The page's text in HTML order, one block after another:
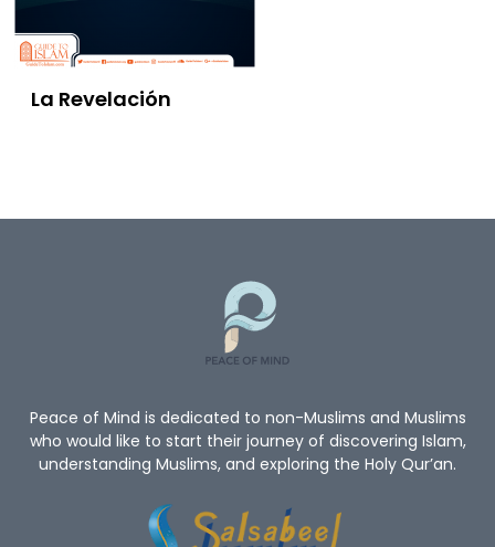
La Revelación
Peace of Mind is dedicated to non-Muslims and Muslims
who would like to start their journey of discovering Islam,
understanding Muslims, and exploring the Holy Qur’an.